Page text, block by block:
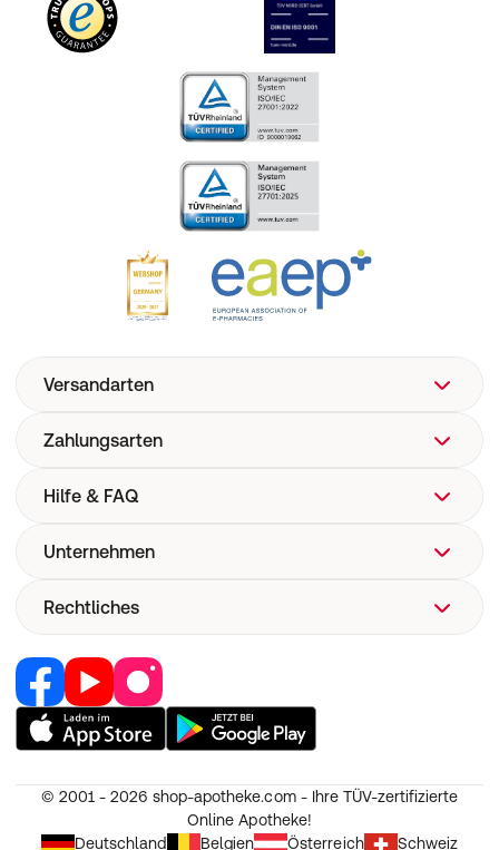
Versandarten
Zahlungsarten
Hilfe & FAQ
FAQ
Versand
Now! Versand
E-Rezept
Pharmakovigilanz
Unternehmen
Über uns
Corporate Website
Retail Media
Jobs & Karriere
Partner werden
Unsere Apps
Unsere Eigenmarken
Rechtliches
Vertrag widerrufen
Nutzung und Haftung
AGB
Erklärung zur Barrierefreiheit
© 2001 - 2026 shop-apotheke.com - Ihre TÜV-zertifizierte
Online Apotheke!
Deutschland
Belgien Österreich Schweiz